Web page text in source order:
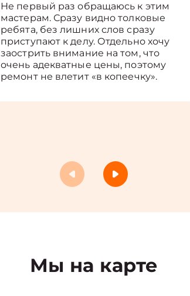
Не первый раз обращаюсь к этим
мастерам. Сразу видно толковые
ребята, без лишних слов сразу
приступают к делу. Отдельно хочу
заострить внимание на том, что
очень адекватные цены, поэтому
ремонт не влетит «в копеечку».
Мы на карте